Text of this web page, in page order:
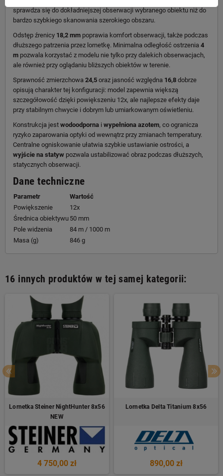
sprawdza się do dokładniejszej obserwacji wybranego obiektu niż do
bardzo szybkiego skanowania szerokiego obszaru.
Odstęp źrenicy 18,2 mm poprawia komfort obserwacji, także podczas
dłuższego patrzenia przez lornetkę. Minimalna odległość ostrzenia 4
m pozwala korzystać z modelu nie tylko przy dalekich obserwacjach,
ale również przy oglądaniu bliższych obiektów w terenie.
Sprawność zmierzchowa 24,5 oraz jasność względna 16,8 dobrze
opisują charakter tej konfiguracji: model zapewnia większą
szczegółowość dzięki powiększeniu 12x, ale najlepsze efekty daje
przy stabilnym chwycie i dobrym lub umiarkowanym oświetleniu.
Konstrukcja jest wodoodporna i wypełniona azotem, co ogranicza
ryzyko zaparowania optyki od wewnątrz przy zmianach temperatury.
Centralne ogniskowanie ułatwia szybkie ustawianie ostrości, a
wyjście na statyw pozwala ustabilizować obraz podczas dłuższych,
statycznych obserwacji.
Dane techniczne
Parametr
Wartość
Powiększenie
12x
Średnica obiektywu 50 mm
Pole widzenia
84 m / 1000 m
Masa (g)
846 g
16 innych produktów w tej samej kategorii:
Lornetka Steiner NightHunter 8x56
NEW
4 750,00 zł
Lornetka Delta Titanium 8x56
890,00 zł